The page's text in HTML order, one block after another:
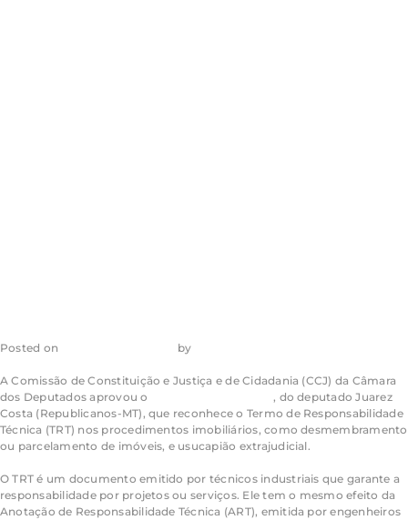
Posted on by
A Comissão de Constituição e Justiça e de Cidadania (CCJ) da Câmara
dos Deputados aprovou o
Projeto de Lei 4110/24, do deputado Juarez
Costa (Republicanos-MT), que reconhece o Termo de Responsabilidade
Técnica (TRT) nos procedimentos imobiliários, como desmembramento
ou parcelamento de imóveis, e usucapião extrajudicial.
O TRT é um documento emitido por técnicos industriais que garante a
responsabilidade por projetos ou serviços. Ele tem o mesmo efeito da
Anotação de Responsabilidade Técnica (ART), emitida por engenheiros